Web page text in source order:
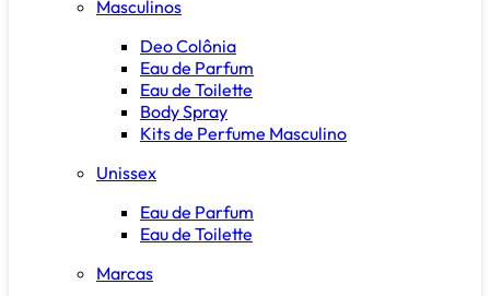
Masculinos
Deo Colônia
Eau de Parfum
Eau de Toilette
Body Spray
Kits de Perfume Masculino
Unissex
Eau de Parfum
Eau de Toilette
Marcas